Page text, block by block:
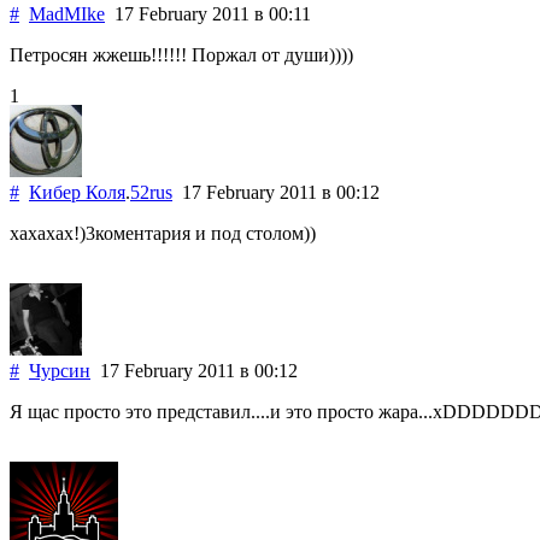
# MadMIke 17 February 2011 в 00:11
Петросян жжешь!!!!!! Поржал от души))))
1
# Кибер Коля.52rus 17 February 2011 в 00:12
хахахах!)3коментария и под столом))
# Чурсин 17 February 2011 в 00:12
Я щас просто это представил....и это просто